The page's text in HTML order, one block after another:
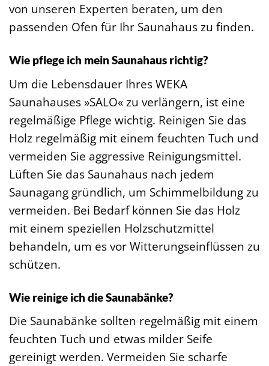
von unseren Experten beraten, um den
passenden Ofen für Ihr Saunahaus zu finden.
Wie pflege ich mein Saunahaus richtig?
Um die Lebensdauer Ihres WEKA
Saunahauses »SALO« zu verlängern, ist eine
regelmäßige Pflege wichtig. Reinigen Sie das
Holz regelmäßig mit einem feuchten Tuch und
vermeiden Sie aggressive Reinigungsmittel.
Lüften Sie das Saunahaus nach jedem
Saunagang gründlich, um Schimmelbildung zu
vermeiden. Bei Bedarf können Sie das Holz
mit einem speziellen Holzschutzmittel
behandeln, um es vor Witterungseinflüssen zu
schützen.
Wie reinige ich die Saunabänke?
Die Saunabänke sollten regelmäßig mit einem
feuchten Tuch und etwas milder Seife
gereinigt werden. Vermeiden Sie scharfe